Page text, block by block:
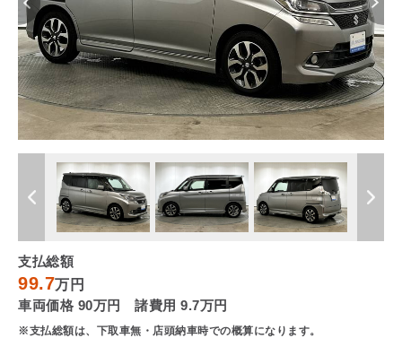
支払総額
99.7万円
車両価格 90万円 諸費用 9.7万円
※支払総額は、下取車無・店頭納車時での概算になります。